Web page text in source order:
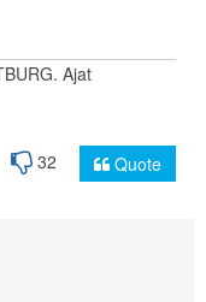
Ajat
32 Quote